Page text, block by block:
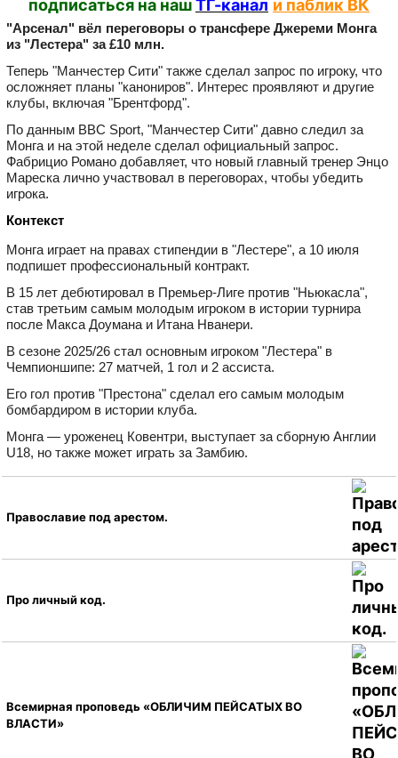
подписаться на нашТГ-канал и паблик ВК
"Арсенал" вёл переговоры о трансфере Джереми Монга
из "Лестера" за £10 млн.
Теперь "Манчестер Сити" также сделал запрос по игроку, что
осложняет планы "канониров". Интерес проявляют и другие
клубы, включая "Брентфорд".
По данным BBC Sport, "Манчестер Сити" давно следил за
Монга и на этой неделе сделал официальный запрос.
Фабрицио Романо добавляет, что новый главный тренер Энцо
Мареска лично участвовал в переговорах, чтобы убедить
игрока.
Контекст
Монга играет на правах стипендии в "Лестере", а 10 июля
подпишет профессиональный контракт.
В 15 лет дебютировал в Премьер‑Лиге против "Ньюкасла",
став третьим самым молодым игроком в истории турнира
после Макса Доумана и Итана Нванери.
В сезоне 2025/26 стал основным игроком "Лестера" в
Чемпионшипе: 27 матчей, 1 гол и 2 ассиста.
Его гол против "Престона" сделал его самым молодым
бомбардиром в истории клуба.
Монга — уроженец Ковентри, выступает за сборную Англии
U18, но также может играть за Замбию.
Православие под арестом.
Про личный код.
Всемирная проповедь «ОБЛИЧИМ ПЕЙСАТЫХ ВО
ВЛАСТИ»